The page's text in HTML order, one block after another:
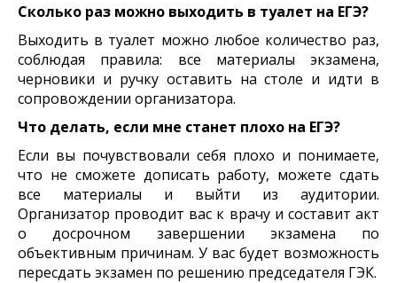
Сколько раз можно выходить в туалет на ЕГЭ?
Выходить в туалет можно любое количество раз,
соблюдая правила: все материалы экзамена,
черновики и ручку оставить на столе и идти в
сопровождении организатора.
Что делать, если мне станет плохо на ЕГЭ?
Если вы почувствовали себя плохо и понимаете,
что не сможете дописать работу, можете сдать
все материалы и выйти из аудитории.
Организатор проводит вас к врачу и составит акт
о досрочном завершении экзамена по
объективным причинам. У вас будет возможность
пересдать экзамен по решению председателя ГЭК.